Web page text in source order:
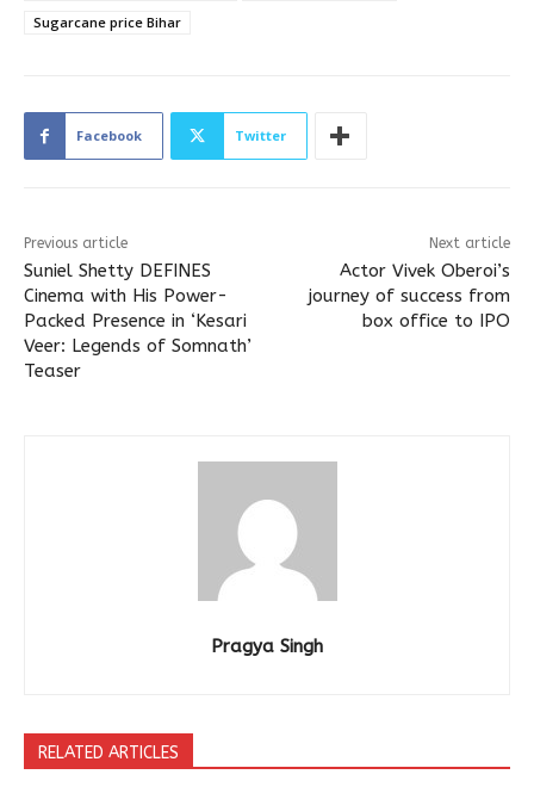
Sugarcane price Bihar
Facebook Twitter
Previous article
Suniel Shetty DEFINES
Cinema with His Power-
Packed Presence in ‘Kesari
Veer: Legends of Somnath’
Teaser
Next article
Actor Vivek Oberoi’s
journey of success from
box office to IPO
Pragya Singh
RELATED ARTICLES